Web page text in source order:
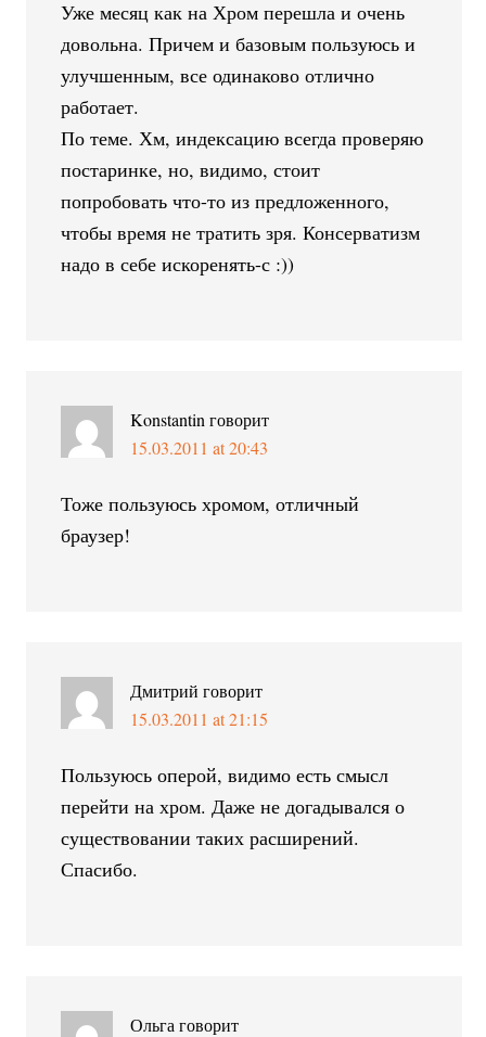
Уже месяц как на Хром перешла и очень
довольна. Причем и базовым пользуюсь и
улучшенным, все одинаково отлично
работает.
По теме. Хм, индексацию всегда проверяю
постаринке, но, видимо, стоит
попробовать что-то из предложенного,
чтобы время не тратить зря. Консерватизм
надо в себе искоренять-с :))
Konstantin говорит
15.03.2011 at 20:43
Тоже пользуюсь хромом, отличный
браузер!
Дмитрий говорит
15.03.2011 at 21:15
Пользуюсь оперой, видимо есть смысл
перейти на хром. Даже не догадывался о
существовании таких расширений.
Спасибо.
Ольга говорит